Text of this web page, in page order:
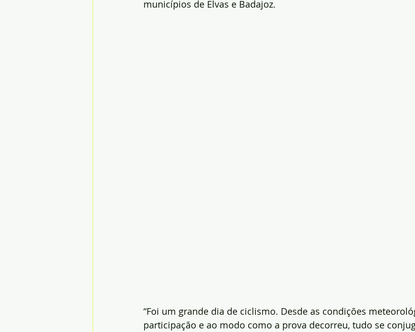
municípios de Elvas e Badajoz.
“Foi um grande dia de ciclismo. Desde as condições
participação e ao modo como a prova decorreu, tudo se